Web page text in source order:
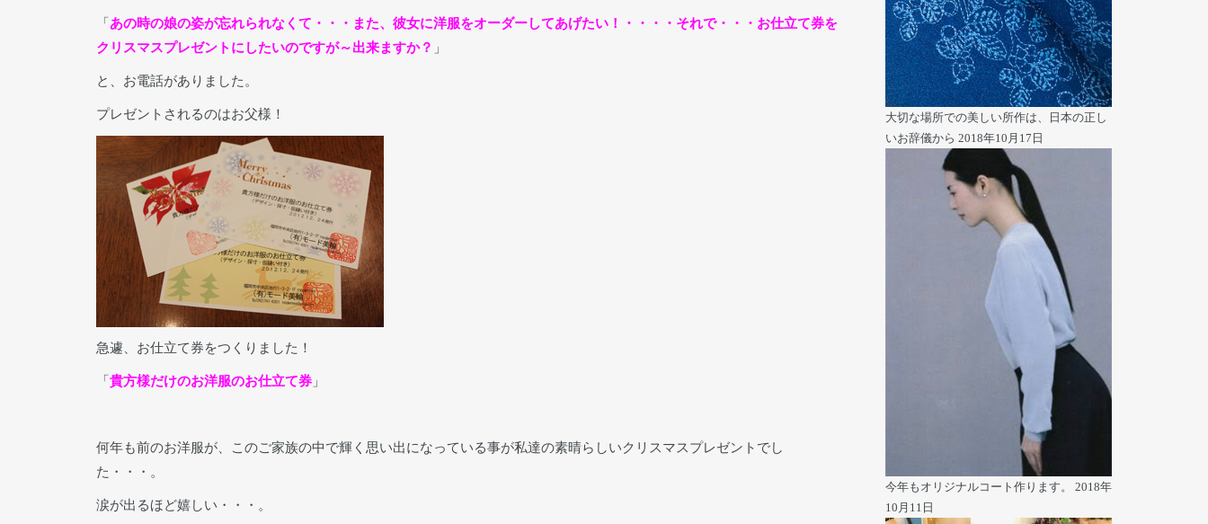
「あの時の娘の姿が忘れられなくて・・・また、彼女に洋服をオーダーしてあげたい！・・・・それで・・・お仕立て券を
クリスマスプレゼントにしたいのですが～出来ますか？ 」
と、お電話がありました。
プレゼントされるのはお父様！
急遽、お仕立て券をつくりました！
「貴方様だけのお洋服のお仕立て券 」
何年も前のお洋服が、このご家族の中で輝く思い出になっている事が私達の素晴らしいクリスマスプレゼントでし
た・・・。
涙が出るほど嬉しい・・・。
大切な場所での美しい所作は、日本の正し
いお辞儀から 2018年10月17日
今年もオリジナルコート作ります。
2018年
10月11日